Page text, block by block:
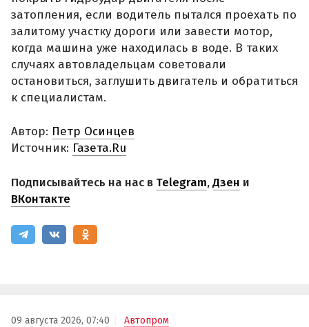
затопления, если водитель пытался проехать по
залитому участку дороги или завести мотор,
когда машина уже находилась в воде. В таких
случаях автовладельцам советовали
остановиться, заглушить двигатель и обратиться
к специалистам.
Автор: Петр Осинцев
Источник: Газета.Ru
Подписывайтесь на нас в Telegram,Дзен и
ВКонтакте
09 августа 2026, 07:40 Автопром